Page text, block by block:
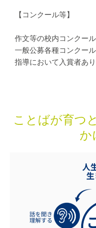
【コンクール等】
作文等の校内コンクール
一般公募各種コンクー
指導において入賞者あり
ことばが育つ
か